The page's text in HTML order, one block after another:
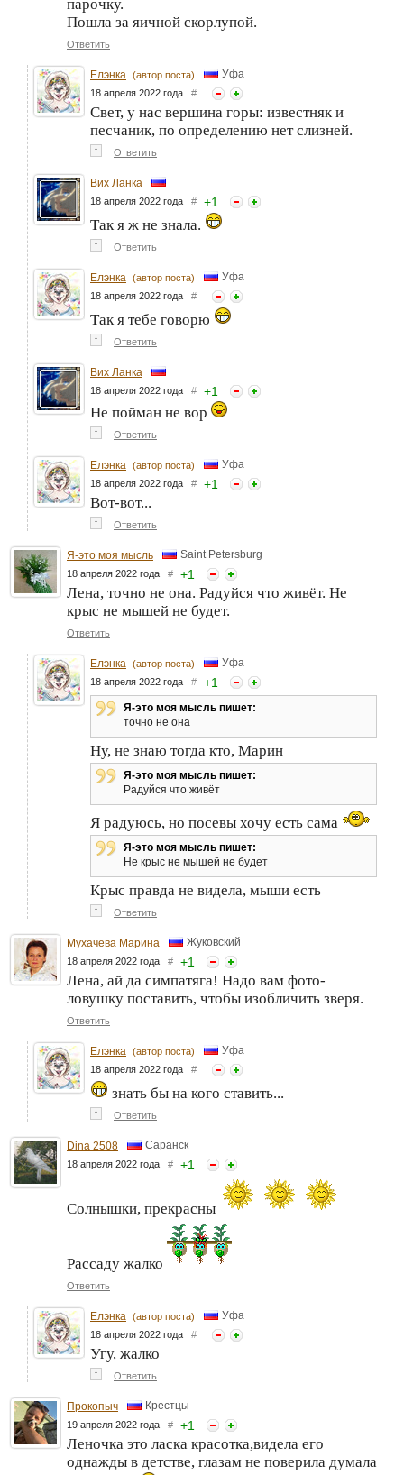
парочку.
Пошла за яичной скорлупой.
Ответить
Елэнка (автор поста) Уфа
18 апреля 2022 года #
Свет, у нас вершина горы: известняк и
песчаник, по определению нет слизней.
↑ Ответить
Вих Ланка
18 апреля 2022 года # +1
Так я ж не знала.
↑ Ответить
Елэнка (автор поста) Уфа
18 апреля 2022 года #
Так я тебе говорю
↑ Ответить
Вих Ланка
18 апреля 2022 года # +1
Не пойман не вор
↑ Ответить
Елэнка (автор поста) Уфа
18 апреля 2022 года # +1
Вот-вот...
↑ Ответить
Я-это моя мысль Saint Petersburg
18 апреля 2022 года # +1
Лена, точно не она. Радуйся что живёт. Не
крыс не мышей не будет.
Ответить
Елэнка (автор поста) Уфа
18 апреля 2022 года # +1
Я-это моя мысль пишет:
точно не она
Ну, не знаю тогда кто, Марин
Я-это моя мысль пишет:
Радуйся что живёт
Я радуюсь, но посевы хочу есть сама
Я-это моя мысль пишет:
Не крыс не мышей не будет
Крыс правда не видела, мыши есть
↑ Ответить
Мухачева Марина Жуковский
18 апреля 2022 года # +1
Лена, ай да симпатяга! Надо вам фото-
ловушку поставить, чтобы изобличить зверя.
Ответить
Елэнка (автор поста) Уфа
18 апреля 2022 года #
знать бы на кого ставить...
↑ Ответить
Dina 2508 Саранск
18 апреля 2022 года # +1
Солнышки, прекрасны
Рассаду жалко
Ответить
Елэнка (автор поста) Уфа
18 апреля 2022 года #
Угу, жалко
↑ Ответить
Прокопыч Крестцы
19 апреля 2022 года # +1
Леночка это ласка красотка,видела его
однажды в детстве, глазам не поверила думала